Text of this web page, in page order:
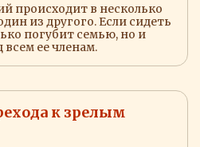
происходит в несколько
из другого. Если сидеть
погубит семью, но и
ее членам.
к зрелым